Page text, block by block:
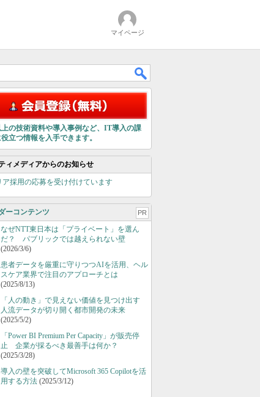
マイページ
上の技術資料や導入事例など、IT導入の課
立つ情報を入手できます。
ィメディアからのお知らせ
ア採用の応募を受け付けています
ーコンテンツ PR
なぜNTT東日本は「プライベート」を選ん
だ？ パブリックでは越えられない壁
(2026/3/6)
患者データを厳重に守りつつAIを活用、ヘル
スケア業界で注目のアプローチとは
(2025/8/13)
「人の動き」で見えない価値を見つけ出す
人流データが切り開く都市開発の未来
(2025/5/2)
「Power BI Premium Per Capacity」が販売停
止 企業が採るべき最善手は何か？
(2025/3/28)
導入の壁を突破してMicrosoft 365 Copilotを活
用する方法 (2025/3/12)